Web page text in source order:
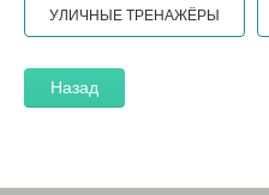
УЛИЧНЫЕ ТРЕНАЖЁРЫ
Назад